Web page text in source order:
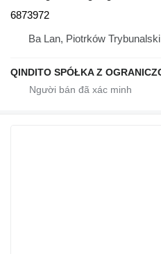
6873972
Ba Lan, Piotrków Trybunalski